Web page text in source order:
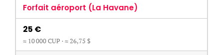
Forfait aéroport (La Havane)
25 €
≈ 10 000CUP · ≈26,75 $